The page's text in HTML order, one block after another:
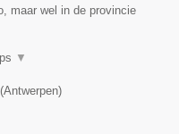
maar wel in de provincie
▼
(Antwerpen)